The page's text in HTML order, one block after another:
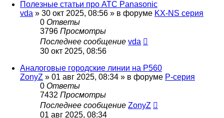
Полезные статьи про АТС Panasonic
vda » 30 окт 2025, 08:56 » в форуме KX-NS серия
0 Ответы
3796 Просмотры
Последнее сообщение vda
30 окт 2025, 08:56
Аналоговые городские линии на P560
ZonyZ » 01 авг 2025, 08:34 » в форуме P-серия
0 Ответы
7432 Просмотры
Последнее сообщение ZonyZ
01 авг 2025, 08:34